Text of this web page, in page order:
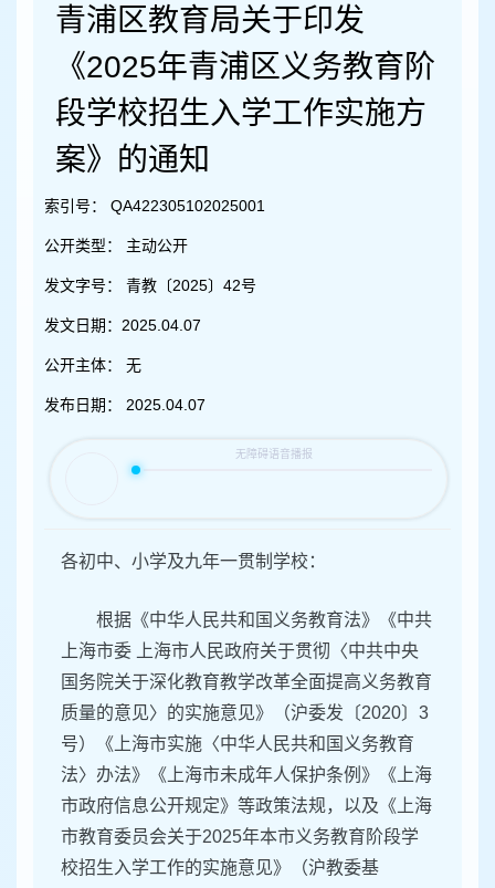
青浦区教育局关于印发
《2025年青浦区义务教育阶
段学校招生入学工作实施方
案》的通知
索引号： QA422305102025001
公开类型： 主动公开
发文字号： 青教〔2025〕42号
发文日期： 2025.04.07
公开主体： 无
发布日期： 2025.04.07
各初中、小学及九年一贯制学校：
根据《中华人民共和国义务教育法》《中共
上海市委 上海市人民政府关于贯彻〈中共中央
国务院关于深化教育教学改革全面提高义务教育
质量的意见〉的实施意见》（沪委发〔2020〕3
号）《上海市实施〈中华人民共和国义务教育
法〉办法》《上海市未成年人保护条例》《上海
市政府信息公开规定》等政策法规，以及《上海
市教育委员会关于2025年本市义务教育阶段学
校招生入学工作的实施意见》（沪教委基